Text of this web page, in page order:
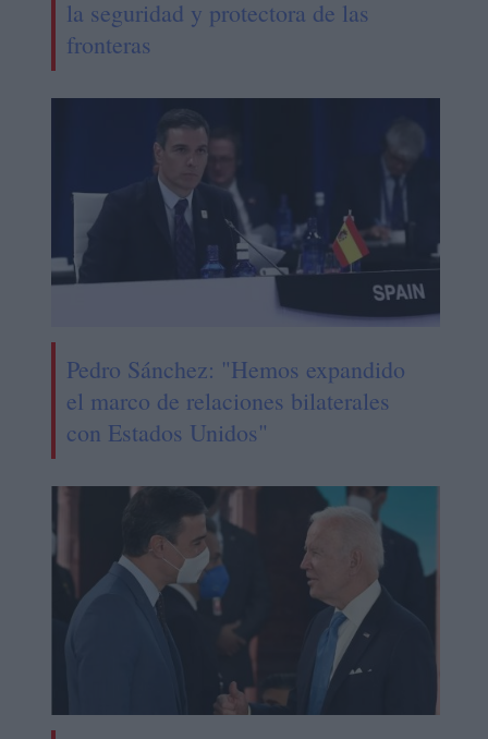
la seguridad y protectora de las
fronteras
Pedro Sánchez: "Hemos expandido
el marco de relaciones bilaterales
con Estados Unidos"